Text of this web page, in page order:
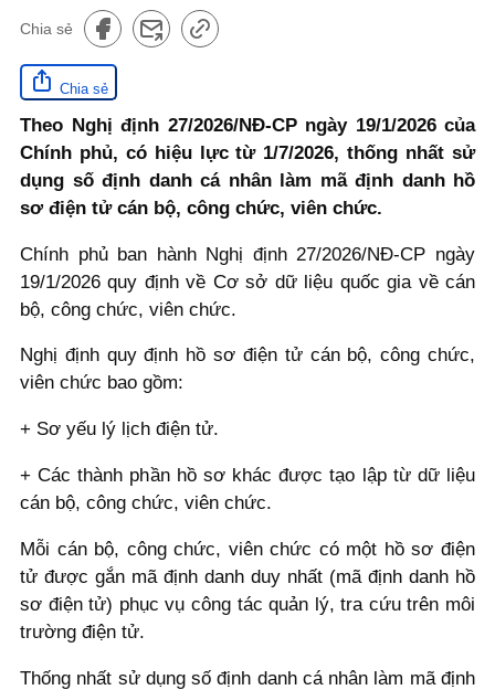
Chia sẻ
Chia sẻ
Theo Nghị định 27/2026/NĐ-CP ngày 19/1/2026 của
Chính phủ, có hiệu lực từ 1/7/2026, thống nhất sử
dụng số định danh cá nhân làm mã định danh hồ
sơ điện tử cán bộ, công chức, viên chức.
Chính phủ ban hành Nghị định 27/2026/NĐ-CP ngày
19/1/2026 quy định về Cơ sở dữ liệu quốc gia về cán
bộ, công chức, viên chức.
Nghị định quy định hồ sơ điện tử cán bộ, công chức,
viên chức bao gồm:
+ Sơ yếu lý lịch điện tử.
+ Các thành phần hồ sơ khác được tạo lập từ dữ liệu
cán bộ, công chức, viên chức.
Mỗi cán bộ, công chức, viên chức có một hồ sơ điện
tử được gắn mã định danh duy nhất (mã định danh hồ
sơ điện tử) phục vụ công tác quản lý, tra cứu trên môi
trường điện tử.
Thống nhất sử dụng số định danh cá nhân làm mã định